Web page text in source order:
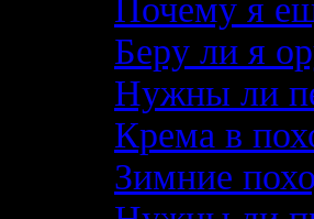
Почему я
Беру ли я
Нужны ли
Крема в
Зимние